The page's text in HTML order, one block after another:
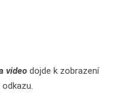
video dojde k zobrazení